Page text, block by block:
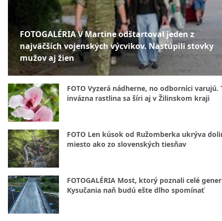
FOTOGALÉRIA V Martine odštartoval jeden z
najväčších vojenských výcvikov. Nastúpili stovky
mužov aj žien
FOTO Vyzerá nádherne, no odborníci varujú.
invázna rastlina sa šíri aj v Žilinskom kraji
FOTO Len kúsok od Ružomberka ukrýva
miesto ako zo slovenských tiesňav
FOTOGALÉRIA Most, ktorý poznali celé
Kysučania naň budú ešte dlho spomínať